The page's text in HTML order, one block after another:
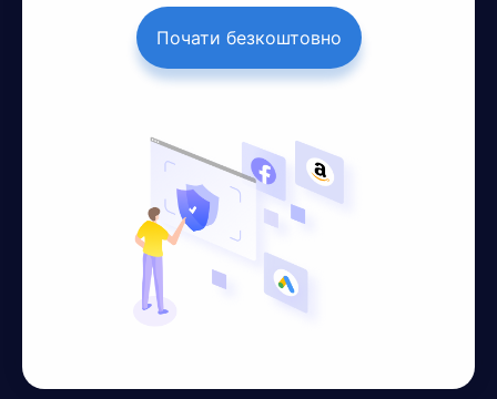
Почати безкоштовно